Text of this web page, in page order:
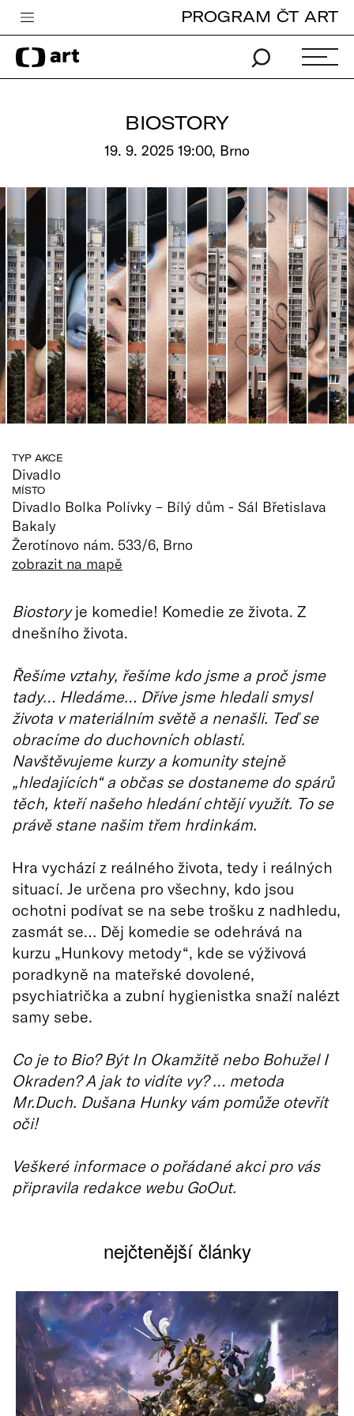
Česká televize
Zpravodajství
Pro děti
edu
Vše o ČT
PROGRAM ČT ART
BIOSTORY
19. 9. 2025 19:00, Brno
TYP AKCE
Divadlo
MÍSTO
Divadlo Bolka Polívky – Bílý dům - Sál Břetislava
Bakaly
Žerotínovo nám. 533/6, Brno
zobrazit na mapě
Biostoryje komedie! Komedie ze života. Z
dnešního života.
Řešíme vztahy, řešíme kdo jsme a proč jsme
tady… Hledáme… Dříve jsme hledali smysl
života v materiálním světě a nenašli. Teď se
obracíme do duchovních oblastí.
Navštěvujeme kurzy a komunity stejně
„hledajících“ a občas se dostaneme do spárů
těch, kteří našeho hledání chtějí využít. To se
právě stane našim třem hrdinkám.
Hra vychází z reálného života, tedy i reálných
situací. Je určena pro všechny, kdo jsou
ochotni podívat se na sebe trošku z nadhledu,
zasmát se… Děj komedie se odehrává na
kurzu „Hunkovy metody“, kde se výživová
poradkyně na mateřské dovolené,
psychiatrička a zubní hygienistka snaží nalézt
samy sebe.
Co je to Bio? Být In Okamžitě nebo Bohužel I
Okraden? A jak to vidíte vy? … metoda
Mr.Duch. Dušana Hunky vám pomůže otevřít
oči!
Veškeré informace o pořádané akci pro vás
připravila redakce webu GoOut.
nejčtenější články